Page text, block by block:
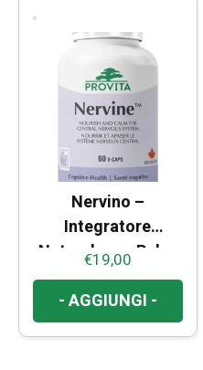
Nervino –
Integratore
Naturale per Relax
e Benessere
Mentale
€19,00
- AGGIUNGI -